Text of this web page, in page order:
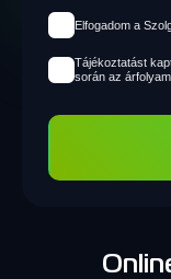
Elfogadom a
Tájékoztatást
során az